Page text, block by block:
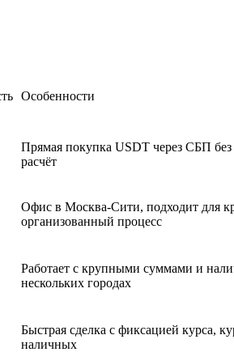
Особенности
Прямая покупка USDT через СБП
расчёт
Офис в Москва-Сити, подходит для
организованный процесс
Работает с крупными суммами и
нескольких городах
Быстрая сделка с фиксацией курса,
наличных